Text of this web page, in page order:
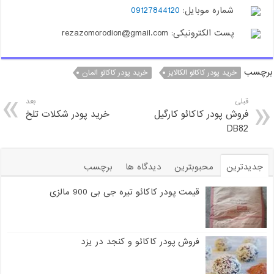
شماره موبایل: 09127844120
پست الکترونیکی: rezazomorodion@gmail.com
برچسب خرید پودر کاکائو الکالایز خرید پودر کاکائو المان
قبلی
فروش پودر کاکائو کارگیل
DB82
بعد
خرید پودر شکلات تلخ
جدیدترین محبوبترین دیدگاه ها
برچسب
قیمت پودر کاکائو تیره جی بی 900 مالزی
فروش پودر کاکائو و کنجد در یزد